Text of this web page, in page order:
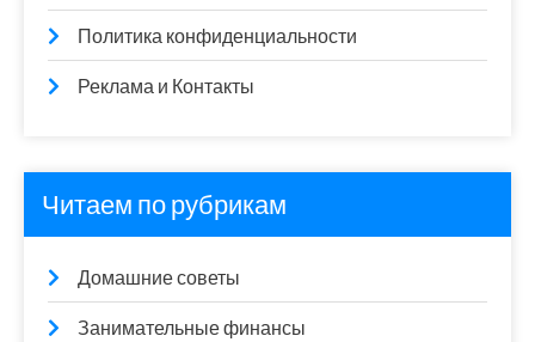
Политика конфиденциальности
Реклама и Контакты
Читаем по рубрикам
Домашние советы
Занимательные финансы